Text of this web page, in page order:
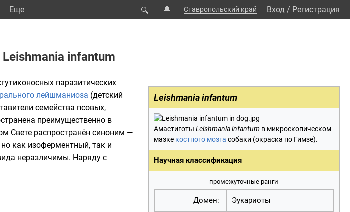
Eще 🔍 🔔 Ставропольский край Вход / Регистрация
Leishmania infantum
Leishmania infantum
Амастиготы Leishmania infantum в микроскопическом
мазке костного мозга собаки (окраска по Гимзе).
Научная классификация
промежуточные ранги
Домен: Эукариоты
паразитических
лейшманиоза (детский
семейства псовых,
преимущественно в
Свете распространён синоним —
как изоферментный, так и
неразличимы. Наряду с